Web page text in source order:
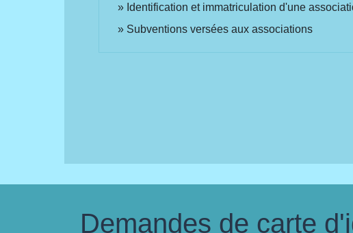
Identification et immatriculation d'une
Subventions versées aux associations
Demandes de carte